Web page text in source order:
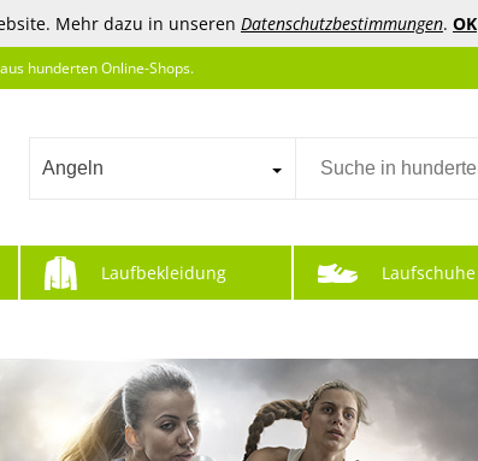
Mehr dazu in unseren Datenschutzbestimmungen. OK
hunderten Online-Shops.
Angeln
Laufbekleidung Laufschuhe